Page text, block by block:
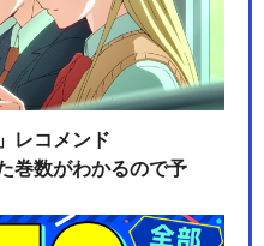
レコメンド
巻数がわかるので予